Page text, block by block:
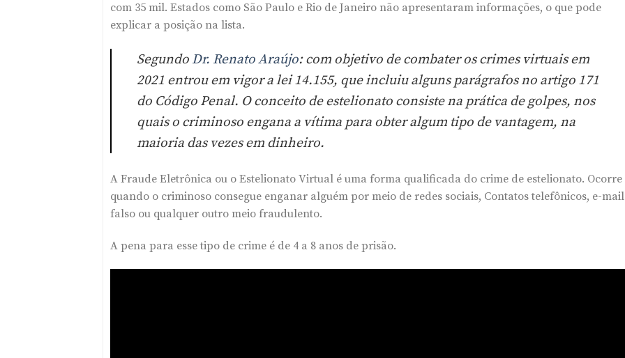
com 35 mil. Estados como São Paulo e Rio de Janeiro não apresentaram informações, o que pode
explicar a posição na lista.
Segundo Dr. Renato Araújo: com objetivo de combater os crimes virtuais em
2021 entrou em vigor a lei 14.155, que incluiu alguns parágrafos no artigo 171
do Código Penal. O conceito de estelionato consiste na prática de golpes, nos
quais o criminoso engana a vítima para obter algum tipo de vantagem, na
maioria das vezes em dinheiro.
A Fraude Eletrônica ou o Estelionato Virtual é uma forma qualificada do crime de estelionato. Ocorre
quando o criminoso consegue enganar alguém por meio de redes sociais, Contatos telefônicos, e-mail
falso ou qualquer outro meio fraudulento.
A pena para esse tipo de crime é de 4 a 8 anos de prisão.